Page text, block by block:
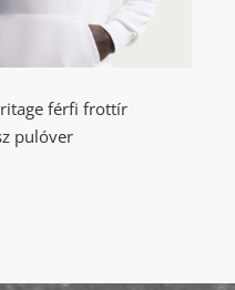
férfi frottír
pulóver